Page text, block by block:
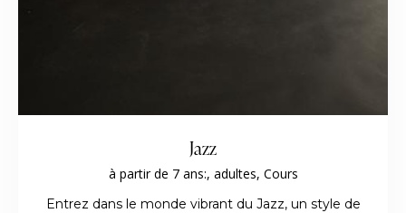
Jazz
à partir de 7 ans:, adultes, Cours
Entrez dans le monde vibrant du Jazz, un style de